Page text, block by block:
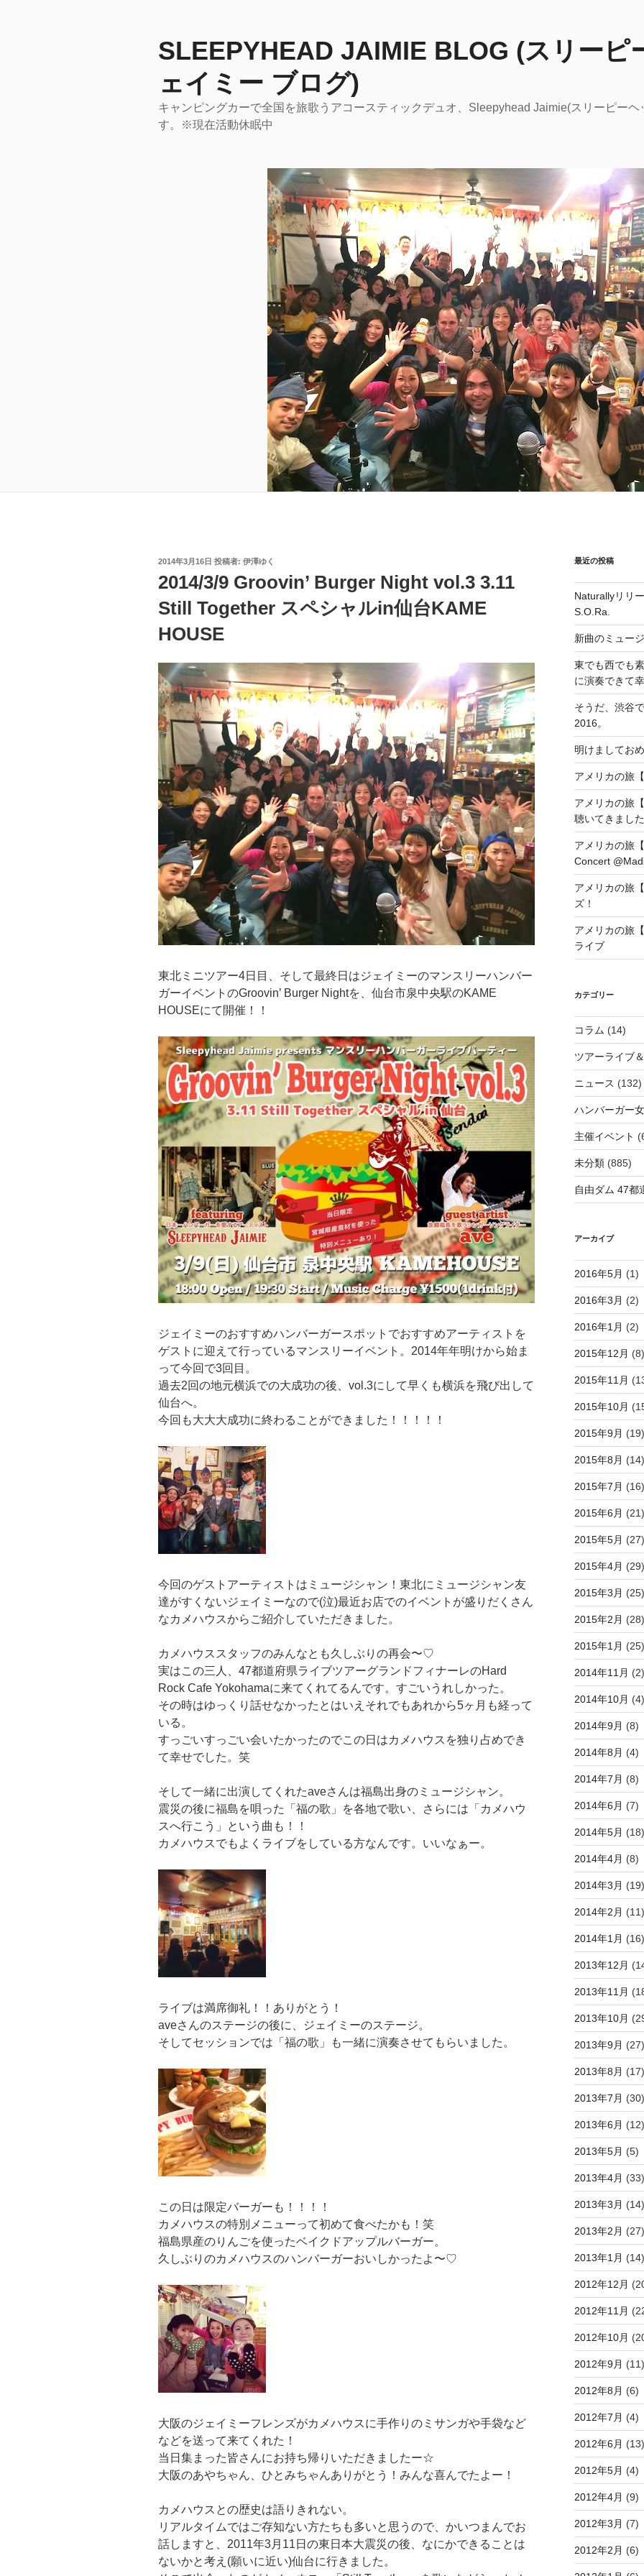
SLEEPYHEAD JAIMIE BLOG (スリーピ
ェイミー ブログ)
キャンピングカーで全国を旅歌うアコースティックデュオ、Sleepyhead Jaimie(スリーピー
す。※現在活動休眠中
投
日:
2014年3月16日 投稿者: 伊澤ゆく
2014/3/9 Groovin’ Burger Night vol.3 3.11
Still Together スペシャルin仙台KAME
HOUSE
東北ミニツアー4日目、そして最終日はジェイミーのマンスリーハンバー
ガーイベントのGroovin’ Burger Nightを、仙台市泉中央駅のKAME
HOUSEにて開催！！
ジェイミーのおすすめハンバーガースポットでおすすめアーティストを
ゲストに迎えて行っているマンスリーイベント。2014年年明けから始ま
って今回で3回目。
過去2回の地元横浜での大成功の後、vol.3にして早くも横浜を飛び出して
仙台へ。
今回も大大大成功に終わることができました！！！！！
今回のゲストアーティストはミュージシャン！東北にミュージシャン友
達がすくないジェイミーなので(泣)最近お店でのイベントが盛りだくさん
なカメハウスからご紹介していただきました。
カメハウススタッフのみんなとも久しぶりの再会〜♡
実はこの三人、47都道府県ライブツアーグランドフィナーレのHard
Rock Cafe Yokohamaに来てくれてるんです。すごいうれしかった。
その時はゆっくり話せなかったとはいえそれでもあれから5ヶ月も経って
いる。
すっごいすっごい会いたかったのでこの日はカメハウスを独り占めでき
て幸せでした。笑
そして一緒に出演してくれたaveさんは福島出身のミュージシャン。
震災の後に福島を唄った「福の歌」を各地で歌い、さらには「カメハウ
スへ行こう」という曲も！！
カメハウスでもよくライブをしている方なんです。いいなぁー。
ライブは満席御礼！！ありがとう！
aveさんのステージの後に、ジェイミーのステージ。
そしてセッションでは「福の歌」も一緒に演奏させてもらいました。
この日は限定バーガーも！！！！
カメハウスの特別メニューって初めて食べたかも！笑
福島県産のりんごを使ったベイクドアップルバーガー。
久しぶりのカメハウスのハンバーガーおいしかったよ〜♡
大阪のジェイミーフレンズがカメハウスに手作りのミサンガや手袋など
などを送って来てくれた！
当日集まった皆さんにお持ち帰りいただきましたー☆
大阪のあやちゃん、ひとみちゃんありがとう！みんな喜んでたよー！
カメハウスとの歴史は語りきれない。
リアルタイムではご存知ない方たちも多いと思うので、かいつまんでお
話しますと、2011年3月11日の東日本大震災の後、なにかできることは
ないかと考え(願いに近い)仙台に行きました。
最近の投稿
Naturallyリリ
S.O.Ra.
新曲のミュー
東でも西でも
に演奏できて幸
そうだ、渋谷
2016。
明けましてお
アメリカの旅
アメリカの旅
聴いてきました
アメリカの旅
Concert
アメリカの旅
ズ！
アメリカの旅
ライブ
カテゴリー
コラム (14)
ツアーライブ
ニュース (132)
ハンバーガー
主催イベント
未分類(885)
自由ダム 47都
アーカイブ
2016年5月 (1)
2016年3月 (2)
2016年1月 (2)
2015年12月 (8)
2015年11月
2015年10月
2015年9月 (19)
2015年8月 (14)
2015年7月 (16)
2015年6月 (21)
2015年5月 (27)
2015年4月 (29)
2015年3月 (25)
2015年2月 (28)
2015年1月 (25)
2014年11月 (2)
2014年10月 (4)
2014年9月 (8)
2014年8月 (4)
2014年7月 (8)
2014年6月 (7)
2014年5月 (18)
2014年4月 (8)
2014年3月 (19)
2014年2月 (11)
2014年1月 (16)
2013年12月
2013年11月
2013年10月
2013年9月 (27)
2013年8月 (17)
2013年7月 (30)
2013年6月 (12)
2013年5月 (5)
2013年4月 (33)
2013年3月 (14)
2013年2月 (27)
2013年1月 (14)
2012年12月
2012年11月
2012年10月
2012年9月 (11)
2012年8月 (6)
2012年7月 (4)
2012年6月 (13)
2012年5月 (4)
2012年4月 (9)
2012年3月 (7)
2012年2月 (6)